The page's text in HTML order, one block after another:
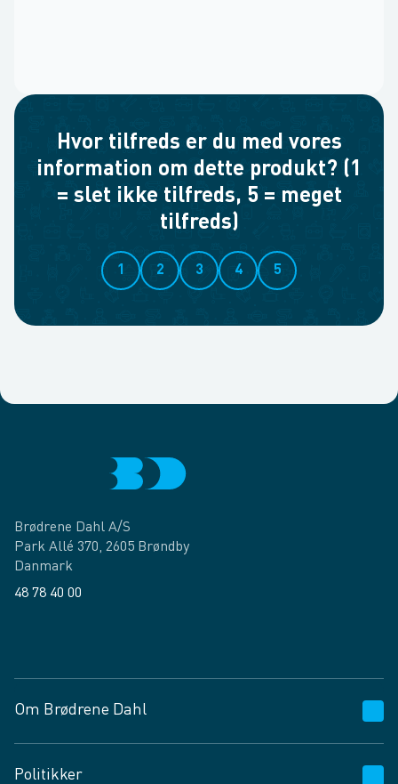
Hvor tilfreds er du med vores
information om dette produkt? (1
= slet ikke tilfreds, 5 = meget
tilfreds)
1 2 3 4 5
Brødrene Dahl A/S
Park Allé 370, 2605 Brøndby
Danmark
48 78 40 00
Om Brødrene Dahl
Politikker